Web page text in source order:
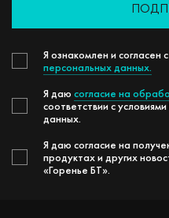
Я ознакомлен и согласен с
персональных данных.
Я даю согласие на
соответствии с
данных.
Я даю согласие на
продуктах и других
«Горенье БТ».